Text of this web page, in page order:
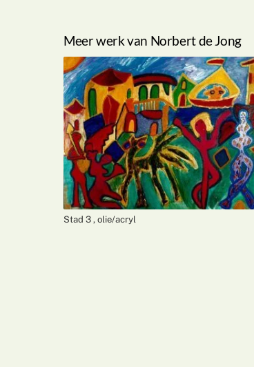
Meer werk van Norbert de Jong
Stad 3 , olie/acryl